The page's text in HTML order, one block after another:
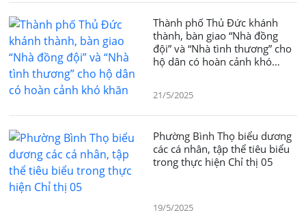
Thành phố Thủ Đức khánh
thành, bàn giao “Nhà đồng
đội” và “Nhà tình thương” cho
hộ dân có hoàn cảnh khó
21/5/2025
Phường Bình Thọ biểu dương
các cá nhân, tập thể tiêu biểu
trong thực hiện Chỉ thị 05
19/5/2025